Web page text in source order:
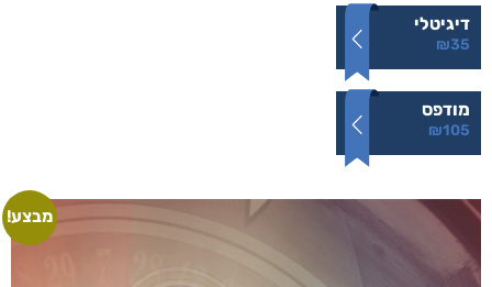
דיגיטלי
₪35
מודפס
₪105
מבצע!